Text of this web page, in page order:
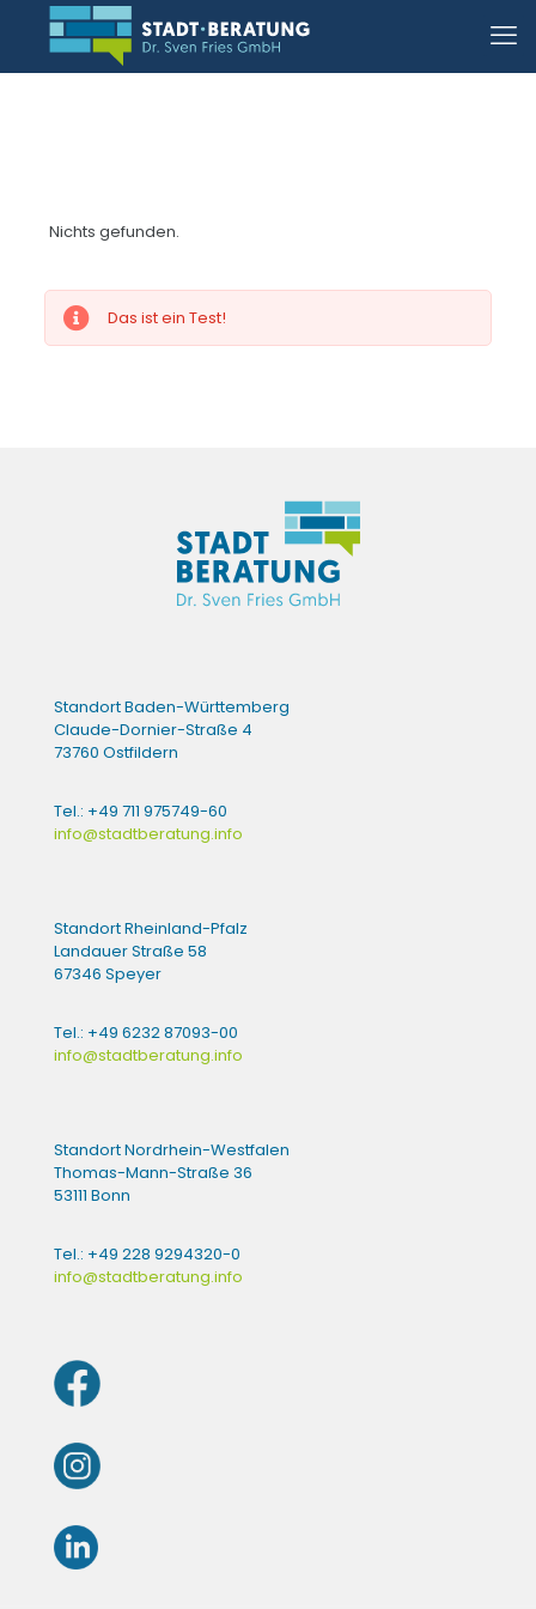
Nichts gefunden.
Das ist ein Test!
Standort Baden-Württemberg
Claude-Dornier-Straße 4
73760 Ostfildern
Tel.: +49 711 975749-60
info@stadtberatung.info
Standort Rheinland-Pfalz
Landauer Straße 58
67346 Speyer
Tel.: +49 6232 87093-00
info@stadtberatung.info
Standort Nordrhein-Westfalen
Thomas-Mann-Straße 36
53111 Bonn
Tel.: +49 228 9294320-0
info@stadtberatung.info